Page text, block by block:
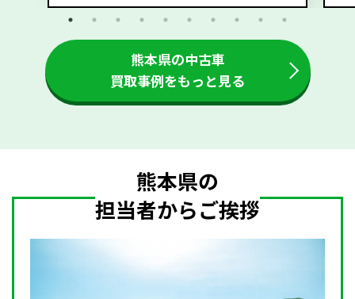
熊本県の中古車
買取事例をもっと見る
熊本県の
担当者からご挨拶